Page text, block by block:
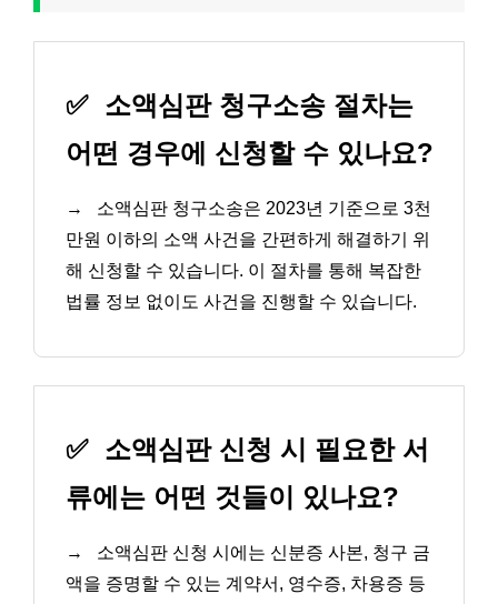
✅ 소액심판 청구소송 절차는
어떤 경우에 신청할 수 있나요?
→
소액심판 청구소송은 2023년 기준으로 3천
만원 이하의 소액 사건을 간편하게 해결하기 위
해 신청할 수 있습니다. 이 절차를 통해 복잡한
법률 정보 없이도 사건을 진행할 수 있습니다.
✅ 소액심판 신청 시 필요한 서
류에는 어떤 것들이 있나요?
→
소액심판 신청 시에는 신분증 사본, 청구 금
액을 증명할 수 있는 계약서, 영수증, 차용증 등